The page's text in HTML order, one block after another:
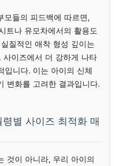
모들의 피드백에 따르면,
트나 유모차에서의 활용도
질적인 애착 형성 깊이는
이즈에서 더 강하게 나타
입니다. 이는 아이의 신체
변화를 고려한 결과입니다.
별 사이즈 최적화 매
것이 아니라, 우리 아이의